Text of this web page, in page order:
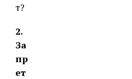
т?
2.
За
пр
ет